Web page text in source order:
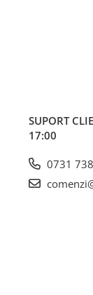
SUPORT
17:00
0731